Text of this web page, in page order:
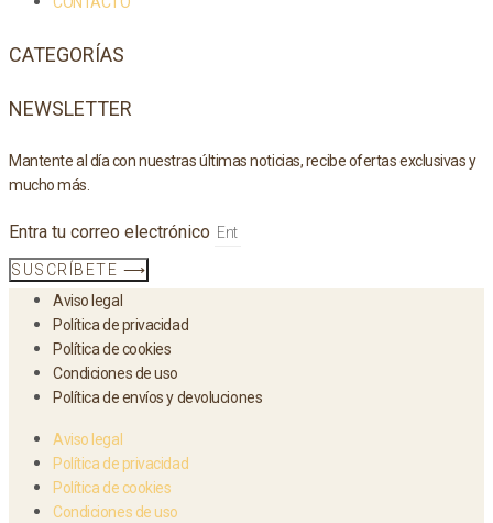
CATEGORÍAS
NEWSLETTER
Mantente al día con nuestras últimas noticias, recibe ofertas exclusivas y
mucho más.
Entra tu correo electrónico
SUSCRÍBETE ⟶
Aviso legal
Política de privacidad
Política de cookies
Condiciones de uso
Política de envíos y devoluciones
Aviso legal
Política de privacidad
Política de cookies
Condiciones de uso